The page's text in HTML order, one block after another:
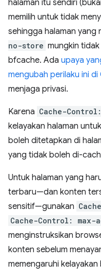
halaman itu sendiri
memilih untuk tidak
sehingga halaman yang
no-store mungkin
bfcache. Ada upaya
mengubah perilaku ini di
menjaga privasi.
Karena Cache-
kelayakan halaman
boleh ditetapkan di
yang tidak boleh di-
Untuk halaman yang
terbaru—dan konten
sensitif—gunakan
Cache-Control: max-
menginstruksikan
konten sebelum
memengaruhi